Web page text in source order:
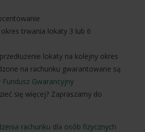
trwania lokaty 3 lub 6
lokaty na kolejny okres
na rachunku gwarantowane są
Fundusz Gwarancyjny
się więcej? Zapraszamy do
rachunku dla osób fizycznych